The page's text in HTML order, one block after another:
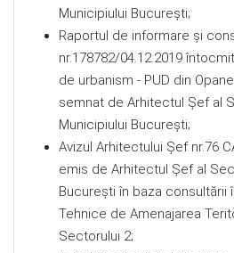
Municipiului Bucureşti;
Raportul de informare şi
nr.178782/04.12.2019
de urbanism - PUD din
semnat de Arhitectul Șef al
Municipiului Bucureşti;
Avizul Arhitectului Șef nr.76
emis de Arhitectul Şef al
Bucureşti în baza consultării
Tehnice de Amenajarea
Sectorului 2;